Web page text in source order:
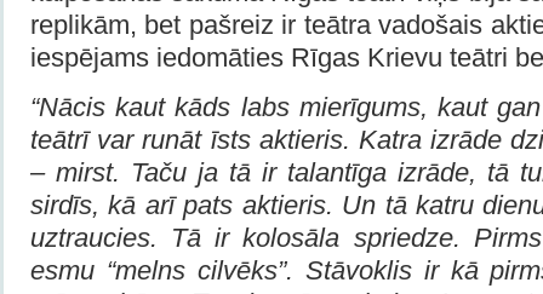
replikām, bet pašreiz ir teātra vadošais
iespējams iedomāties Rīgas Krievu teātri
“Nācis kaut kāds labs mierīgums, kaut
teātrī var runāt īsts aktieris. Katra izrāde
– mirst. Taču ja tā ir talantīga izrāde, tā
sirdīs, kā arī pats aktieris. Un tā katru
uztraucies. Tā ir kolosāla spriedze.
esmu “melns cilvēks”. Stāvoklis ir kā